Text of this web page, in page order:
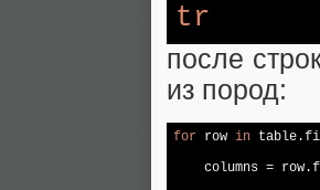
tr
после
из пород:
for row in
columns =